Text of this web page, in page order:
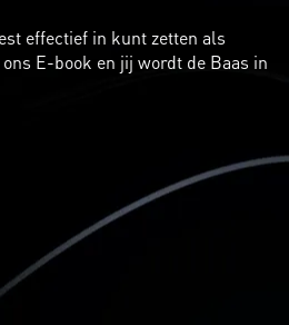
effectief in kunt zetten als
E-book en jij wordt de Baas in